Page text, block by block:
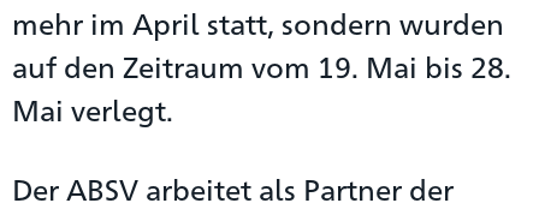
mehr im April statt, sondern wurden
auf den Zeitraum vom 19. Mai bis 28.
Mai verlegt.
Der ABSV arbeitet als Partner der